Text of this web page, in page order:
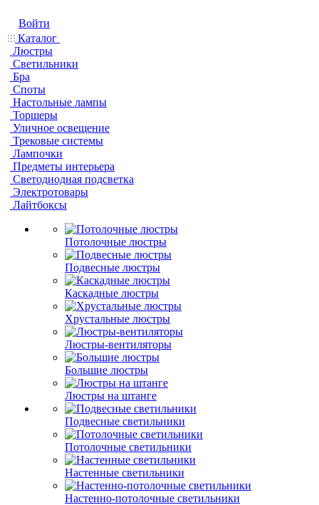
Войти
Каталог
Люстры
Светильники
Бра
Споты
Настольные лампы
Торшеры
Уличное освещение
Трековые системы
Лампочки
Предметы интерьера
Светодиодная подсветка
Электротовары
Лайтбоксы
Потолочные люстры
Подвесные люстры
Каскадные люстры
Хрустальные люстры
Люстры-вентиляторы
Большие люстры
Люстры на штанге
Подвесные светильники
Потолочные светильники
Настенные светильники
Настенно-потолочные светильники